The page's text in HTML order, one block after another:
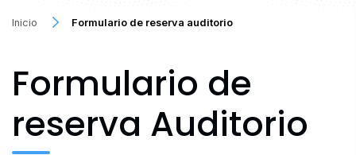
Inicio Formulario de reserva auditorio
Formulario de
reserva Auditorio